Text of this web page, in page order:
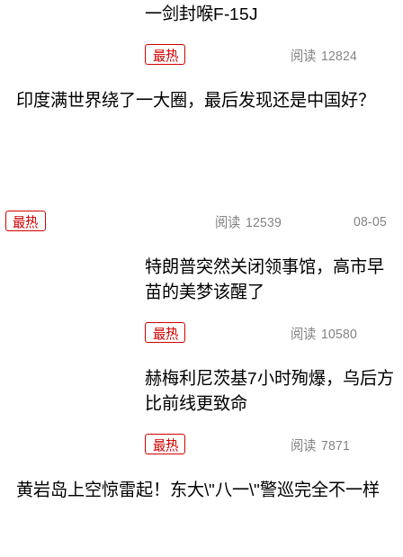
一剑封喉F-15J
最热 阅读 12824
印度满世界绕了一大圈，最后发现还是中国好？
最热 阅读 12539 08-05
特朗普突然关闭领事馆，高市早
苗的美梦该醒了
最热 阅读 10580
赫梅利尼茨基7小时殉爆，乌后方
比前线更致命
最热 阅读 7871
黄岩岛上空惊雷起！东大\"八一\"警巡完全不一样